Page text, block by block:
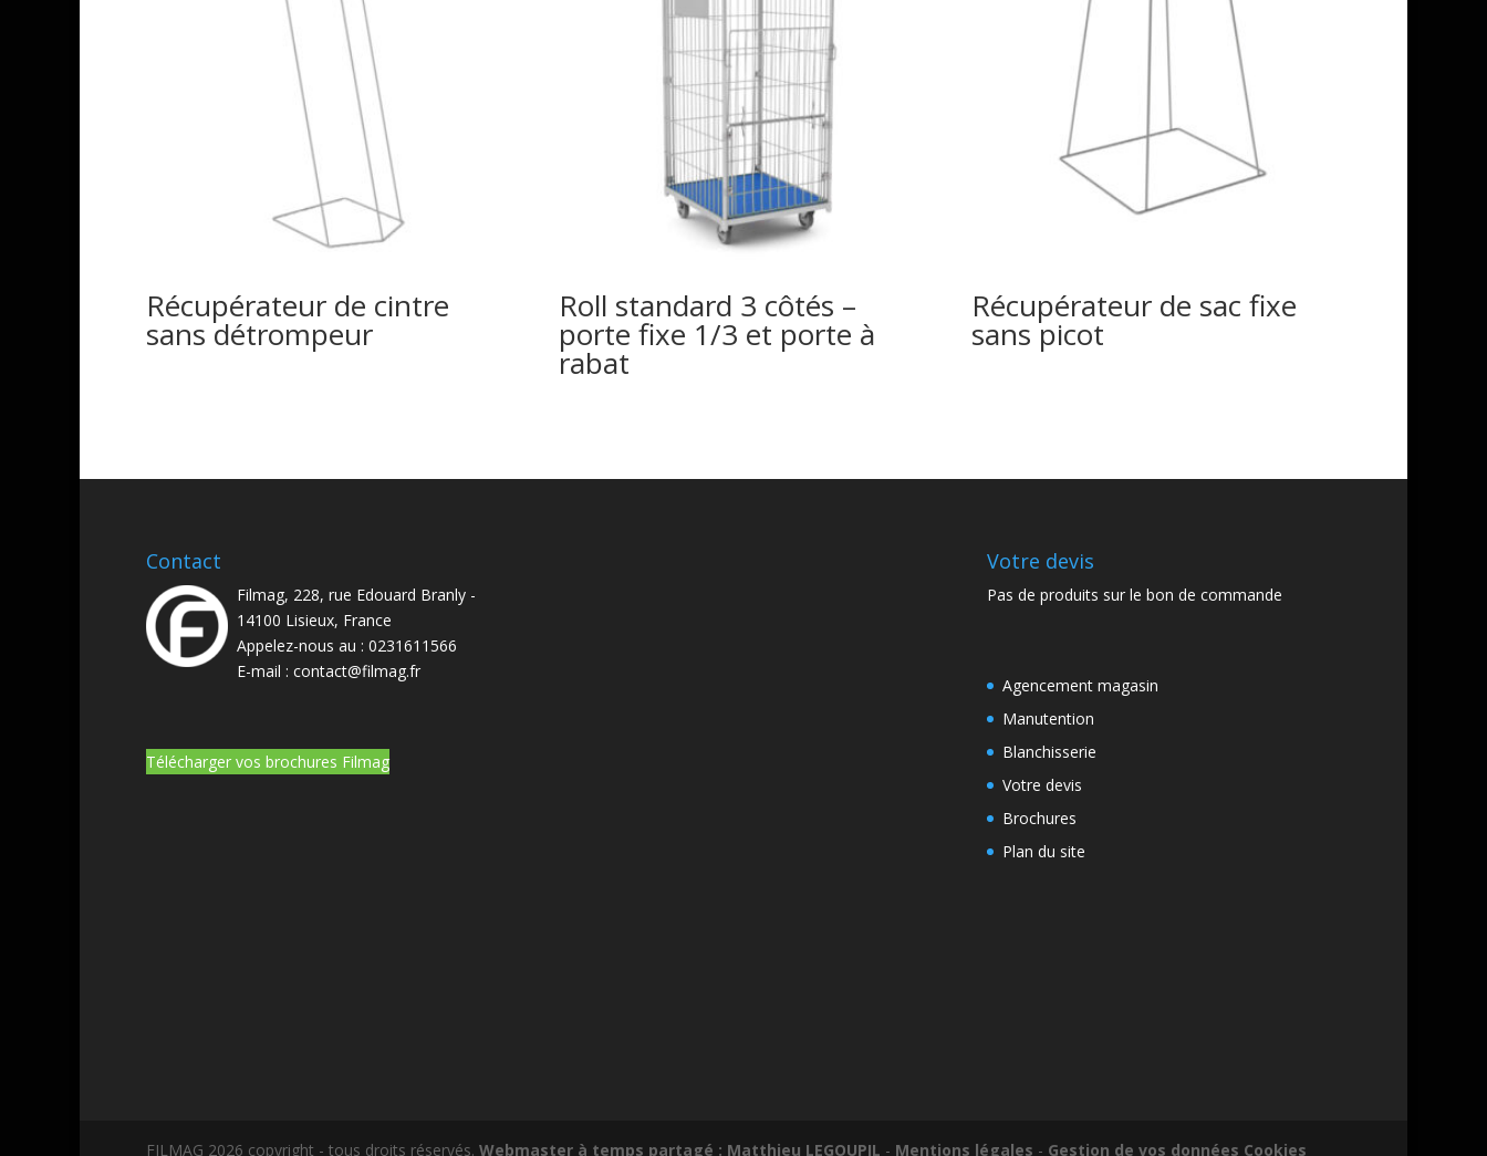
Récupérateur de cintre
sans détrompeur
Roll standard 3 côtés –
porte fixe 1/3 et porte à
rabat
Récupérateur de sac fixe
sans picot
Contact
Filmag, 228, rue Edouard Branly -
14100 Lisieux, France
Appelez-nous au : 0231611566
E-mail : contact@filmag.fr
Télécharger vos brochures Filmag
Votre devis
Pas de produits sur le bon de commande
Agencement magasin
Manutention
Blanchisserie
Votre devis
Brochures
Plan du site
FILMAG 2026 copyright - tous droits réservés. Webmaster à temps partagé : Matthieu LEGOUPIL - Mentions légales - Gestion de vos données Cookies